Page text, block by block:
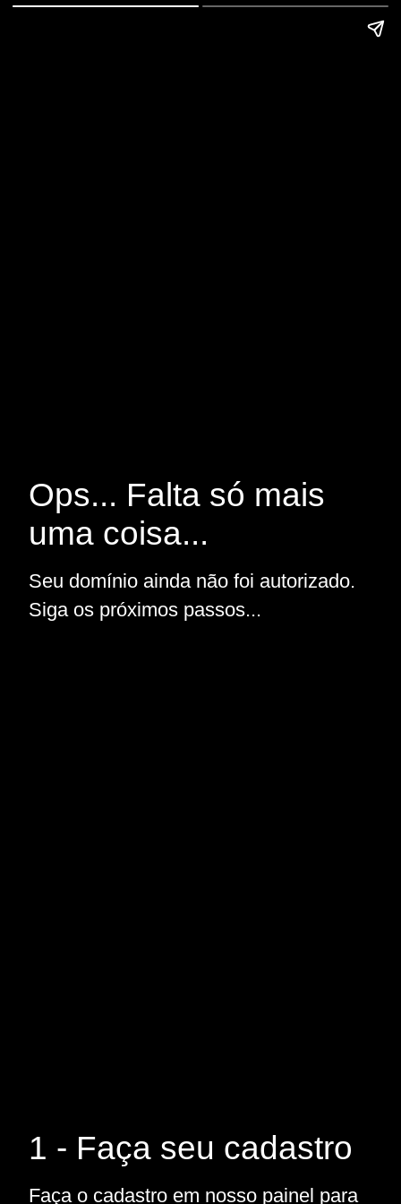
Ops... Falta só mais
uma coisa...
Seu domínio ainda não foi autorizado.
Siga os próximos passos...
1 - Faça seu cadastro
Faça o cadastro em nosso painel para